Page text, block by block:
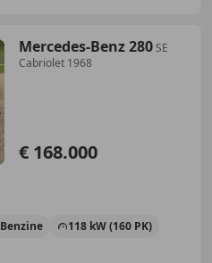
Mercedes-Benz 280SE
Cabriolet 1968
€ 168.000
Benzine 118 kW (160 PK)